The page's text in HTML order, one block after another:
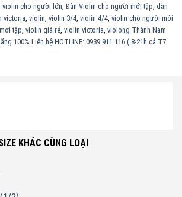
violin cho người lớn, Đàn Violin cho người mới tập, đàn
victoria, violin, violin 3/4, violin 4/4, violin cho người mới
tập, violin giá rẻ, violin victoria, violong Thành Nam
100% Liên hệ HOTLINE: 0939 911 116 ( 8-21h cả T7
KHÁC CÙNG LOẠI